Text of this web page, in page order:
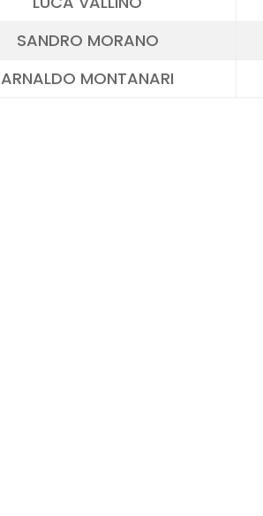
SANDRO MORANO
ARNALDO MONTANARI